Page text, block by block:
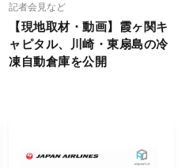
記者会見など
【現地取材・動画】霞ヶ関キ
ャピタル、川崎・東扇島の冷
凍自動倉庫を公開